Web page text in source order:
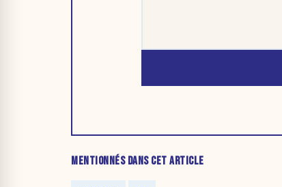
MENTIONNÉS DANS CET ARTICLE